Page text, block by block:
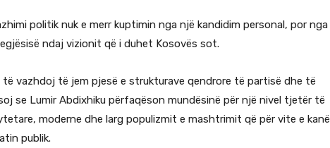
politik nuk e merr kuptimin nga një kandidim personal, por nga
ndaj vizionit që i duhet Kosovës sot.
vazhdoj të jem pjesë e strukturave qendrore të partisë dhe të
se Lumir Abdixhiku përfaqëson mundësinë për një nivel tjetër të
moderne dhe larg populizmit e mashtrimit që për vite e kanë
publik.